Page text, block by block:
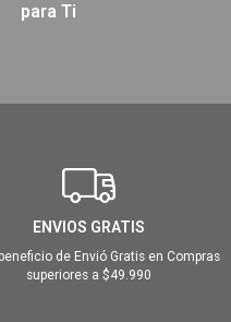
para Ti
ENVIOS GRATIS
de Envió Gratis en Compras
superiores a $49.990